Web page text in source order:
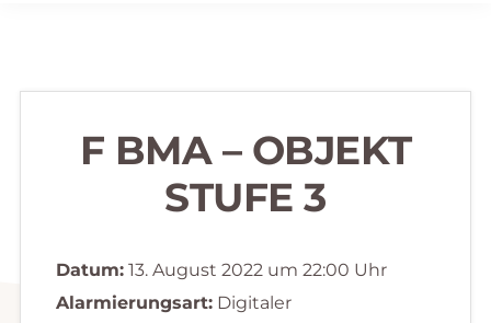
F BMA – OBJEKT
STUFE 3
Datum:13. August 2022 um 22:00 Uhr
Alarmierungsart:Digitaler